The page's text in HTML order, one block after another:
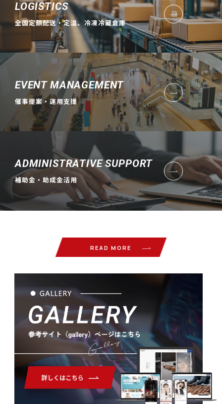
LOGISTICS
全国定額配送・定温、冷凍冷蔵倉庫
EVENT MANAGEMENT
催事提案・運用支援
ADMINISTRATIVE SUPPORT
補助金・助成金活用
READ MORE
Gallery